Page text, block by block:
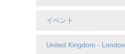
イベント
United Kingdom - London